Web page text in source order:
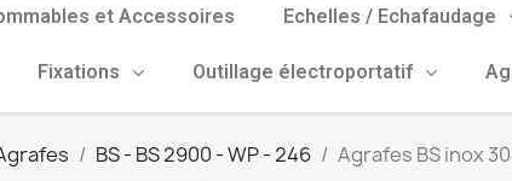
et Accessoires Echelles / Echafaudage
Fixations Outillage électroportatif
BS - BS 2900 - WP - 246 Agrafes BS inox